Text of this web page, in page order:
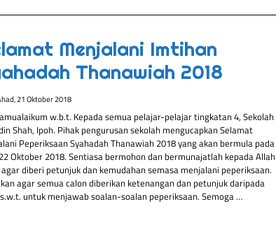
Menjalani Imtihan
Thanawiah 2018
21 Oktober 2018
w.b.t. Kepada semua pelajar-pelajar tingkatan 4, Sekolah
Shah, Ipoh. Pihak pengurusan sekolah mengucapkan Selamat
Peperiksaan Syahadah Thanawiah 2018 yang akan bermula pada
Oktober 2018. Sentiasa bermohon dan bermunajatlah kepada Allah
diberi petunjuk dan kemudahan semasa menjalani peperiksaan.
agar semua calon diberikan ketenangan dan petunjuk daripada
untuk menjawab soalan-soalan peperiksaan. Semoga …